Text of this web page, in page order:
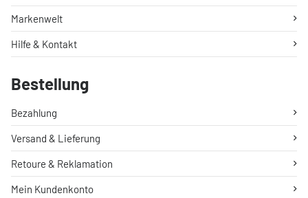
Markenwelt
Hilfe & Kontakt
Bestellung
Bezahlung
Versand & Lieferung
Retoure & Reklamation
Mein Kundenkonto